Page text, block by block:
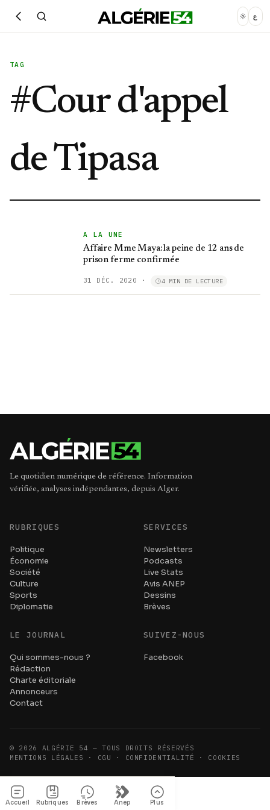
ع
TAG
#Cour d'appel
de Tipasa
A LA UNE
Affaire Mme Maya: la peine de 12 ans de
prison ferme confirmée
31 DÉC. 2020 · 4 MIN DE LECTURE
Le quotidien numérique de référence. Information
vérifiée, analyses indépendantes, depuis Alger.
RUBRIQUES
Politique
Économie
Société
Culture
Sports
Diplomatie
SERVICES
Newsletters
Podcasts
Live Stats
Avis ANEP
Dessins
Brèves
LE JOURNAL
Qui sommes-nous ?
Rédaction
Charte éditoriale
Annonceurs
Contact
SUIVEZ-NOUS
Facebook
© 2026
ALGÉRIE 54 — TOUS DROITS RÉSERVÉS
MENTIONS LÉGALES · CGU · CONFIDENTIALITÉ · COOKIES
Accueil Rubriques Brèves Anep Plus